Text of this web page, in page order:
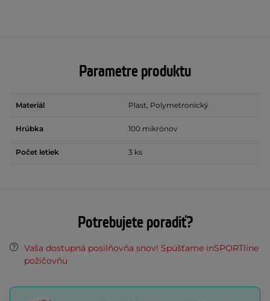
Parametre produktu
Materiál Plast, Polymetronický
Hrúbka 100 mikrónov
Počet letiek 3 ks
Potrebujete poradiť?
Vaša dostupná posilňovňa snov! Spúšťame inSPORTline
požičovňu